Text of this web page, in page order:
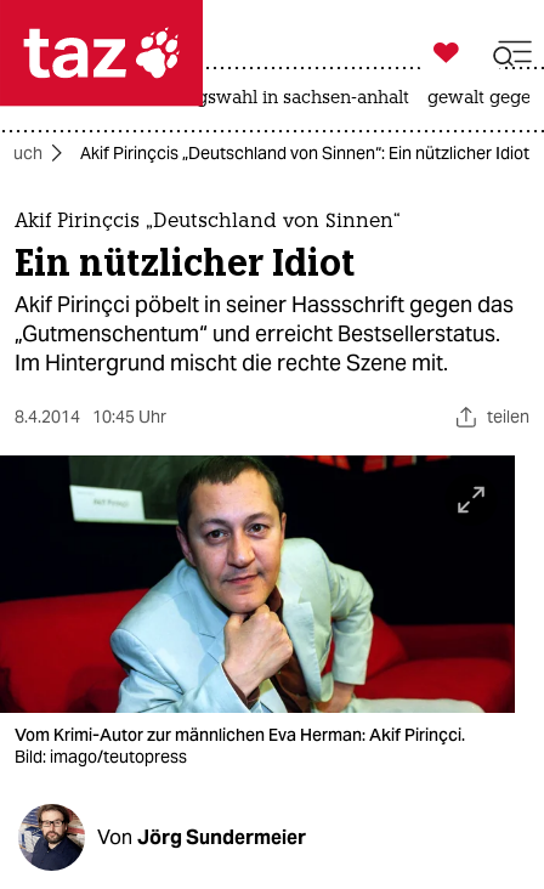
 taz zahl ich
taz zahl ich
themen
politik
öko
gesellschaft
sport
nord
wahrheit
verlag
verlag
veranstaltungen
shop

taz zahl ich
landtagswahl in sachsen-anhalt gewalt
Buch Akif Pirinçcis „Deutschland von Sinnen“: Ein nützlicher Idiot
Akif Pirinçcis „Deutschland von Sinnen“
Ein nützlicher Idiot
Akif Pirinçci pöbelt in seiner Hassschrift gegen das
„Gutmenschentum“ und erreicht Bestsellerstatus.
Im Hintergrund mischt die rechte Szene mit.
8.4.2014 10:45 Uhr teilen
Vom Krimi-Autor zur männlichen Eva Herman: Akif Pirinçci.
Bild: imago/teutopress
Von Jörg Sundermeier